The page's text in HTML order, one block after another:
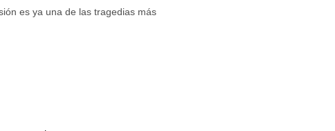
es ya una de las tragedias más